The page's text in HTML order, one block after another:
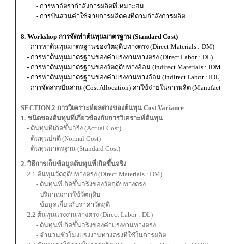
- การหาอัตรากำลังการผลิตที่เหมาะสม
- การปันส่วนค่าใช้จ่ายการผลิตคงที่ตามกำลังการผลิต
8. Workshop การจัดทำต้นทุนมาตรฐาน (Standard Cost)
- การหาต้นทุนมาตรฐานของวัตถุดิบทางตรง (Direct Materials : DM)
- การหาต้นทุนมาตรฐานของค่าแรงงานทางตรง (Direct Labor : DL)
- การหาต้นทุนมาตรฐานของวัตถุดิบทางอ้อม (Indirect Materials : IDM)
- การหาต้นทุนมาตรฐานของค่าแรงงานทางอ้อม (Indirect Labor : IDL)
- การจัดสรรปันส่วน (Cost Allocation) ค่าใช้จ่ายในการผลิต
SECTION 2 การวิเคราะห์ผลต่างของต้นทุน Cost Variance
1. ชนิดของต้นทุนที่เกี่ยวข้องกับการวิเคราะห์ต้นทุน
- ต้นทุนที่เกิดขึ้นจริง (Actual Cost)
- ต้นทุนปกติ (Normal Cost)
- ต้นทุนมาตรฐาน (Standard Cost)
2. วิธีการเก็บข้อมูลต้นทุนที่เกิดขึ้นจริง
2.1 ต้นทุนวัตถุดิบทางตรง (Direct Materials : DM)
- ต้นทุนที่เกิดขึ้นจริงของวัตถุดิบทางตรง
- ปริมาณการใช้วัตถุดิบ
- ข้อมูลเกี่ยวกับราคาวัตถุดิ
2.2 ต้นทุนแรงงานทางตรง (Direct Labor : DL)
- ต้นทุนที่เกิดขึ้นจริงของค่าแรงงานทางตรง
- จำนวนชั่วโมงแรงงานทางตรงที่ใช้ในการผลิต